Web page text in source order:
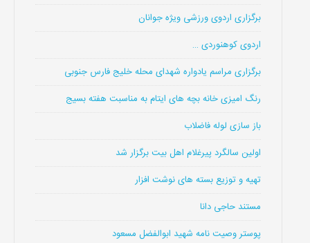
برگزاری اردوی ورزشی ویژه جوانان
اردوی کوهنوردی …
برگزاری مراسم یادواره شهدای محله خلیج فارس جنوبی
رنگ امیزی خانه بچه های ایتام به مناسبت هفته بسیج
باز سازی لوله فاضلاب
اولین سالگرد پیرغلام اهل بیت برگزار شد
تهیه و توزیع بسته های نوشت افزار
مستند حاجی دانا
پوستر وصیت نامه شهید ابوالفضل مسعود